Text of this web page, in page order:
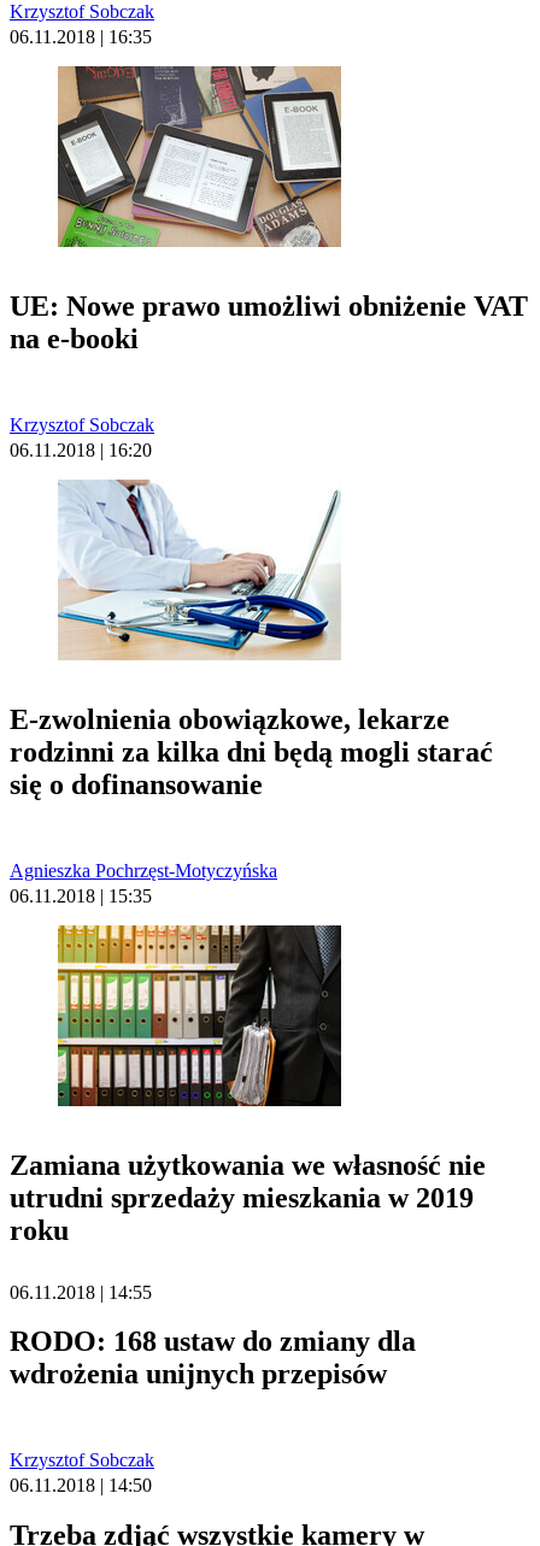
Krzysztof Sobczak
06.11.2018 | 16:35
UE: Nowe prawo umożliwi obniżenie VAT
na e-booki
Krzysztof Sobczak
06.11.2018 | 16:20
E-zwolnienia obowiązkowe, lekarze
rodzinni za kilka dni będą mogli starać
się o dofinansowanie
Agnieszka Pochrzęst-Motyczyńska
06.11.2018 | 15:35
Zamiana użytkowania we własność nie
utrudni sprzedaży mieszkania w 2019
roku
06.11.2018 | 14:55
RODO: 168 ustaw do zmiany dla
wdrożenia unijnych przepisów
Krzysztof Sobczak
06.11.2018 | 14:50
Trzeba zdjąć wszystkie kamery w